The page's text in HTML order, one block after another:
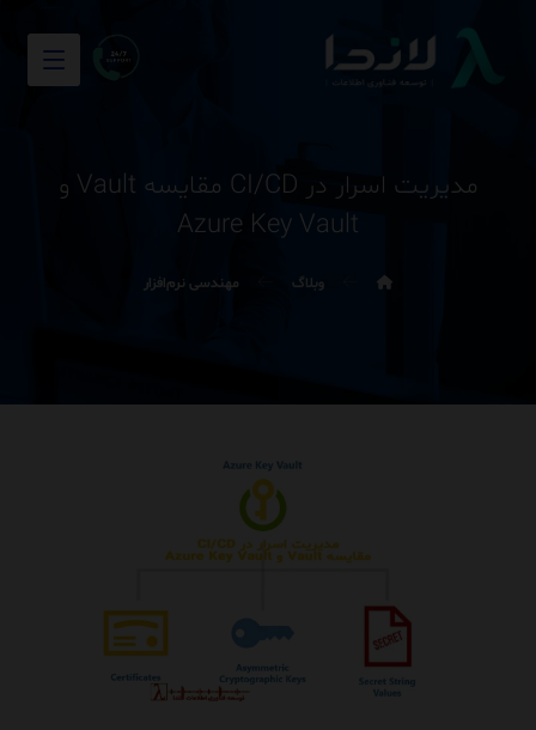
مدیریت اسرار در CI/CD مقایسه Vault و
Azure Key Vault
وبلاگ مهندسی نرم‌افزار